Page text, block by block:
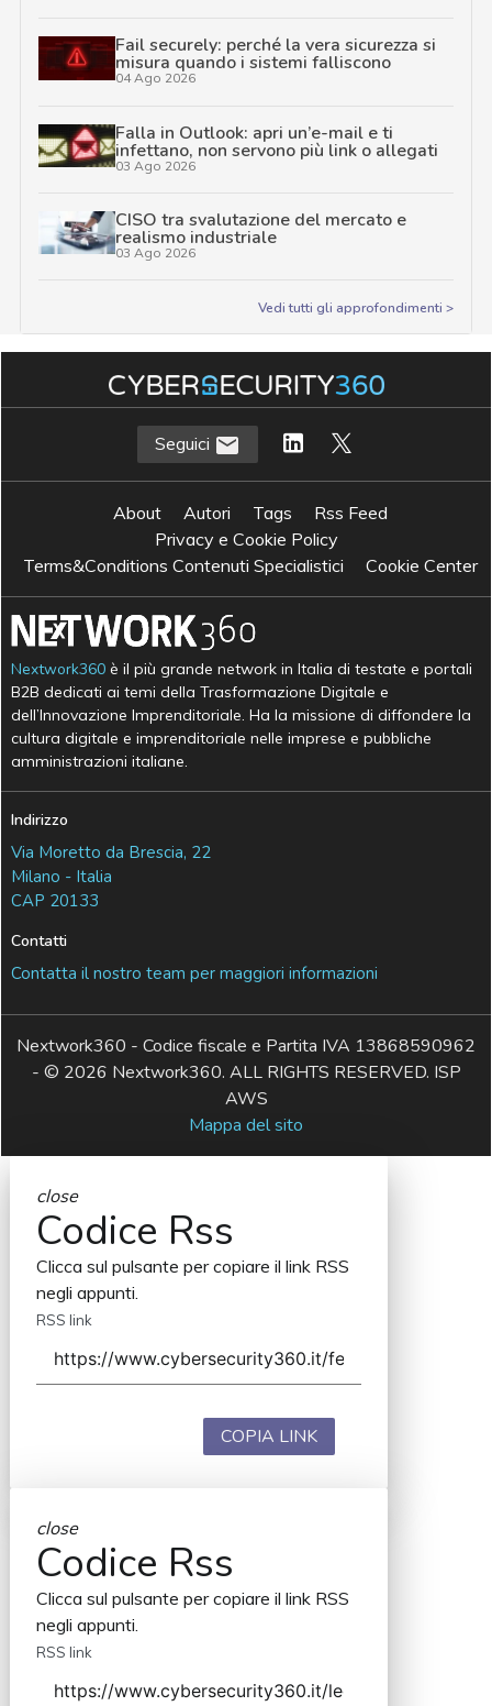
Fail securely: perché la vera sicurezza si
misura quando i sistemi falliscono
04 Ago 2026
Falla in Outlook: apri un’e-mail e ti
infettano, non servono più link o allegati
03 Ago 2026
CISO tra svalutazione del mercato e
realismo industriale
03 Ago 2026
Vedi tutti gli approfondimenti >
Seguici
About Autori Tags
Rss Feed
Privacy e Cookie Policy
Terms&Conditions Contenuti Specialistici
Cookie Center
Nextwork360 è il più grande network in Italia di testate e portali
B2B dedicati ai temi della Trasformazione Digitale e
dell’Innovazione Imprenditoriale. Ha la missione di diffondere la
cultura digitale e imprenditoriale nelle imprese e pubbliche
amministrazioni italiane.
Indirizzo
Via Moretto da Brescia, 22
Milano - Italia
CAP 20133
Contatti
Contatta il nostro team per maggiori informazioni
Nextwork360 - Codice fiscale e Partita IVA 13868590962
- © 2026 Nextwork360. ALL RIGHTS RESERVED. ISP
AWS
Mappa del sito
close
Codice Rss
Clicca sul pulsante per copiare il link RSS
negli appunti.
RSS link
COPIA LINK
close
Codice Rss
Clicca sul pulsante per copiare il link RSS
negli appunti.
RSS link